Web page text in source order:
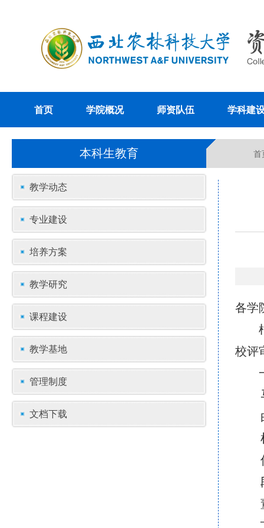
首页 学院概况 师资队伍 学科建
本科生教育 首
教学动态
专业建设
培养方案
教学研究
课程建设
教学基地
管理制度
文档下载
各学
校评